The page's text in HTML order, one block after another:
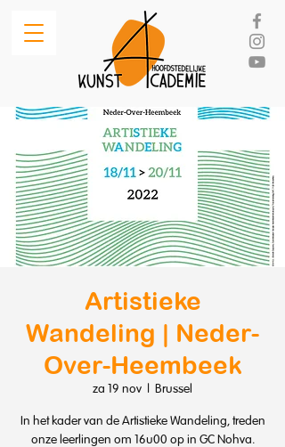
Artistieke
Wandeling | Neder-
Over-Heembeek
za 19 nov
  |
Brussel
In het kader van de Artistieke Wandeling, treden
onze leerlingen om 16u00 op in GC Nohva.